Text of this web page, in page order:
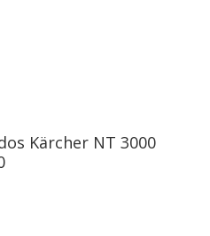
Kärcher NT 3000